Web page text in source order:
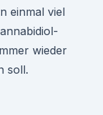
einmal viel
wieder
soll.